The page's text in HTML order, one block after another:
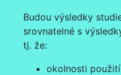
Budou výsledky
srovnatelné s
tj. že:
okolnosti